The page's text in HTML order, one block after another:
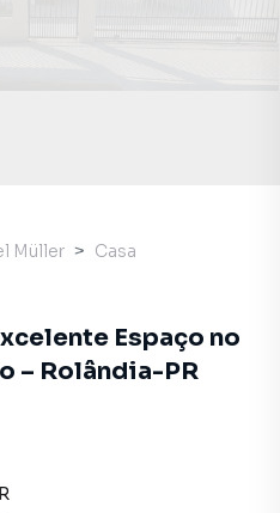
Müller
Casa
Espaço no
– Rolândia-PR